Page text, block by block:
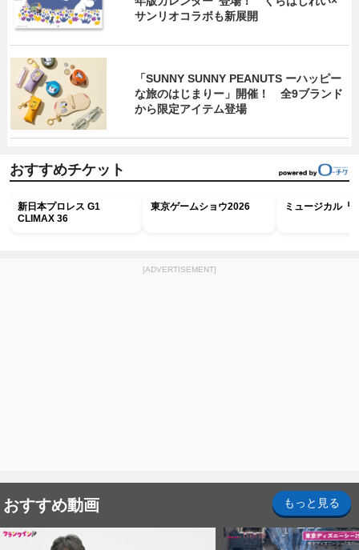
サンリオコラボも新展開
「SUNNY SUNNY PEANUTS ーハッピー
な旅のはじまりー」開催！ 全9ブランド
から限定アイテム登場
おすすめチケット
新日本プロレス G1
CLIMAX 36
東京ゲームショウ2026 ミュージカル『
[ADVERTISEMENT]
おすすめ動画 もっと見る